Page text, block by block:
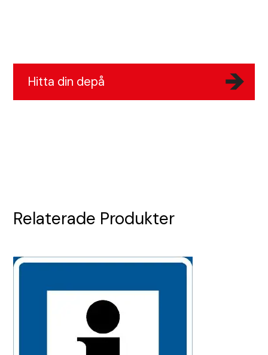
Kundcase
Hitta din depå
Relaterade Produkter